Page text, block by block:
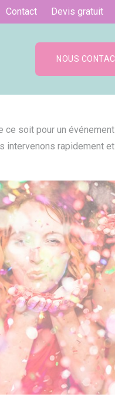
Contact Devis gratuit
NOUS
ce soit pour un
rapidement